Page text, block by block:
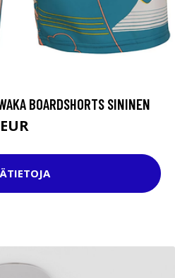
BOARDSHORTS SININEN